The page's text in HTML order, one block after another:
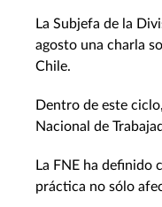
La Subjefa de la
agosto una charla
Chile.
Dentro de este
Nacional de
La FNE ha definido
práctica no sólo